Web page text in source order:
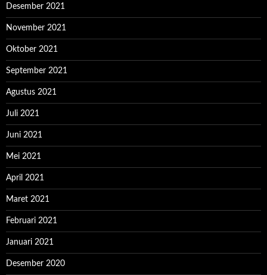
Desember 2021
November 2021
Oktober 2021
September 2021
Agustus 2021
Juli 2021
Juni 2021
Mei 2021
April 2021
Maret 2021
Februari 2021
Januari 2021
Desember 2020